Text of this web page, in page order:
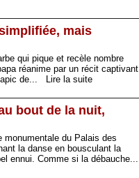
mais
qui pique et recèle nombre
réanime par un récit captivant
de...
Lire la suite
bout de la nuit,
monumentale du Palais des
la danse en bousculant la
ennui. Comme si la débauche...